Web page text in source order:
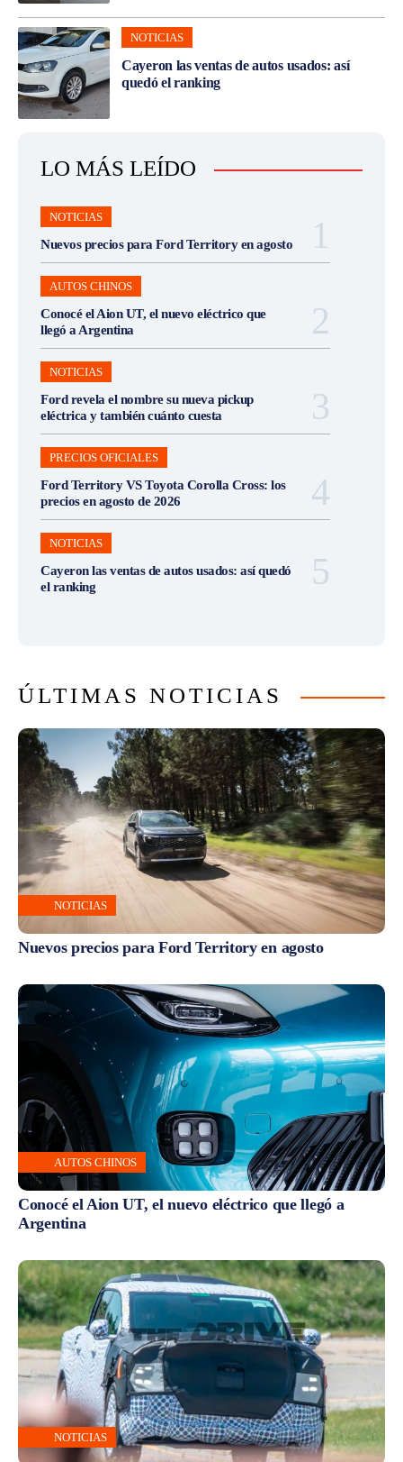
NOTICIAS
Cayeron las ventas de autos usados: así
quedó el ranking
LO MÁS LEÍDO
NOTICIAS
Nuevos precios para Ford Territory en agosto
AUTOS CHINOS
Conocé el Aion UT, el nuevo eléctrico que
llegó a Argentina
NOTICIAS
Ford revela el nombre su nueva pickup
eléctrica y también cuánto cuesta
PRECIOS OFICIALES
Ford Territory VS Toyota Corolla Cross: los
precios en agosto de 2026
NOTICIAS
Cayeron las ventas de autos usados: así quedó
el ranking
ÚLTIMAS NOTICIAS
NOTICIAS
Nuevos precios para Ford Territory en agosto
AUTOS CHINOS
Conocé el Aion UT, el nuevo eléctrico que llegó a
Argentina
NOTICIAS